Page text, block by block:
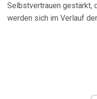
Selbstvertrauen gestärkt,
werden sich im Verlauf